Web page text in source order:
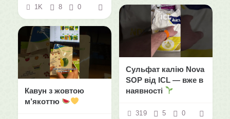
1K 8 0
Сульфат калію Nova
SOP від ICL — вже в
наявності
319 5 0
Кавун з жовтою
м’якоттю